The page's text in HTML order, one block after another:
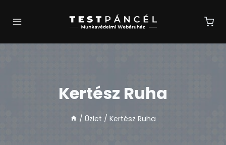
Kertész Ruha
/ Üzlet / Kertész Ruha